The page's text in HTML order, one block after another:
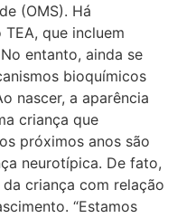
(OMS). Há
que incluem
entanto, ainda se
bioquímicos
nascer, a aparência
criança que
próximos anos são
neurotípica. De fato,
criança com relação
“Estamos